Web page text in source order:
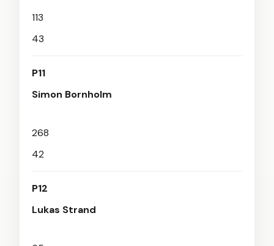
113
43
P11
Simon Bornholm
268
42
P12
Lukas Strand